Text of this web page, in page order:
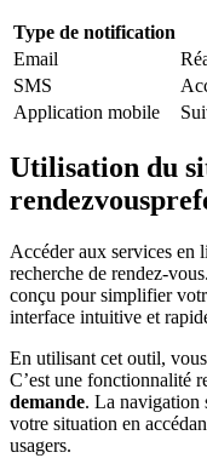
Type de notification
Email
SMS
Application mobile
Utilisation du
Accéder aux services en
recherche de rendez-
conçu pour simplifier
interface intuitive et
En utilisant cet outil,
C’est une fonctionnalité
demande. La navigation
votre situation en
usagers.